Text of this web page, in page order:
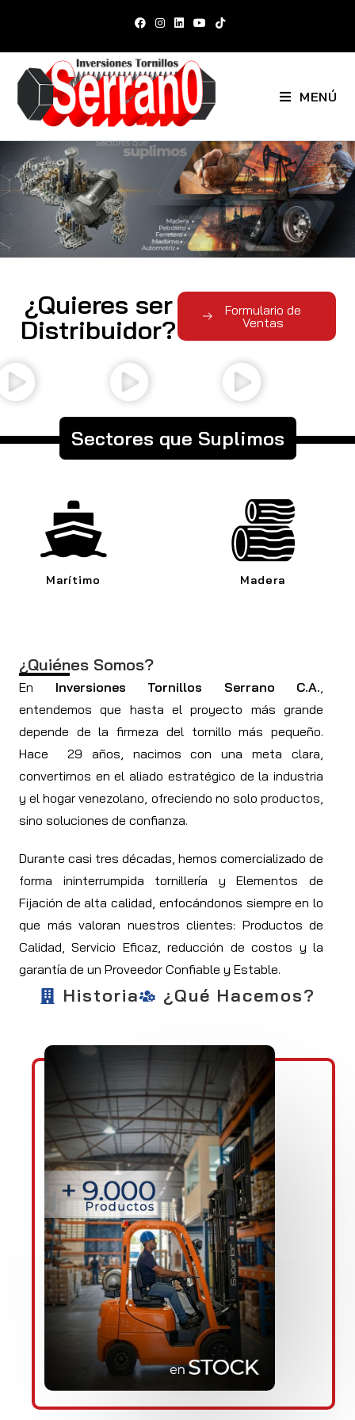
MENÚ
¿Quieres ser
Distribuidor?
Formulario de
Ventas
Sectores que Suplimos
Madera Automotriz
¿Quiénes Somos?
En Inversiones Tornillos Serrano C.A.,
entendemos que hasta el proyecto más grande
depende de la firmeza del tornillo más pequeño.
Hace 29 años, nacimos con una meta clara,
convertirnos en el aliado estratégico de la industria
y el hogar venezolano, ofreciendo no solo productos,
sino soluciones de confianza.
Durante casi tres décadas, hemos comercializado de
forma ininterrumpida tornillería y Elementos de
Fijación de alta calidad, enfocándonos siempre en lo
que más valoran nuestros clientes: Productos de
Calidad, Servicio Eficaz, reducción de costos y la
garantía de un Proveedor Confiable y Estable.
Historia ¿Qué Hacemos?